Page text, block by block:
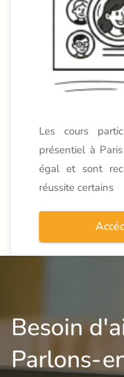
Les cours
présentiel à
égal et sont
réussite certains
Besoin
Parlons-